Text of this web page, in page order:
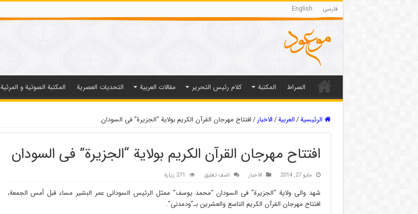
فارسی English
الصراط المکتبة كلام رئيس التحرير مقالات العربیة التحديات العصرية المكتبة الصوتية و المرئية
الرئيسية/العربیة/الاخبار /افتتاح مهرجان القرآن الکریم بولایة “الجزیرة” فی السودان
افتتاح مهرجان القرآن الکریم بولایة “الجزیرة” فی السودان
مايو 27, 2014 الاخبار اضف تعليق 271 زيارة
شهد والی ولایة “الجزیرة” فی السودان “محمد یوسف” ممثل الرئیس السودانی عمر البشیر مساء قبل أمس الجمعة،
افتتاح مهرجان القرآن الکریم التاسع والعشرین بـ”ودمدنی”.